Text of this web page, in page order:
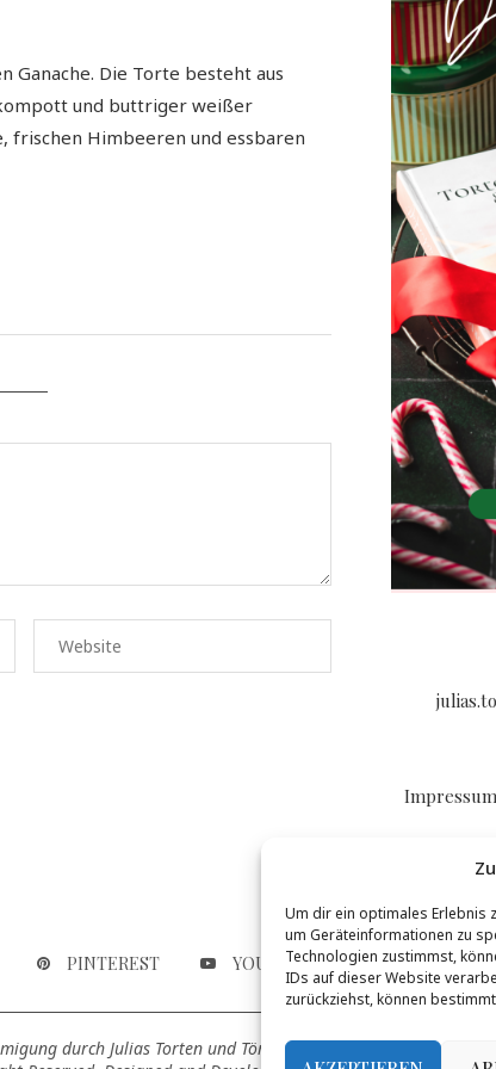
Um dir ein optimales Erlebnis
um Geräteinformationen zu
Technologien zustimmst,
IDs auf dieser Website
zurückziehst, können
Ganache. Die Torte besteht aus
und buttriger weißer
frischen Himbeeren und essbaren
PINTEREST YOUTUBE BLOGLOVIN
durch Julias Torten und Törtchen genutzt werden, mehr